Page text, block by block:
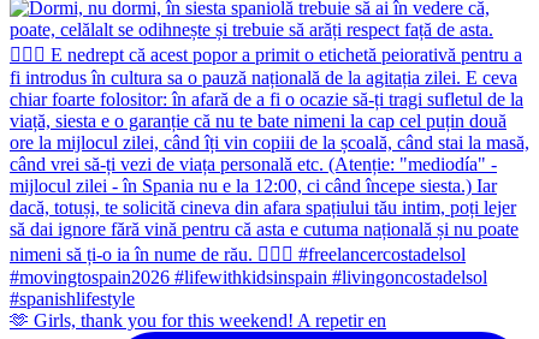
🫶 Girls, thank you for this weekend! A repetir en